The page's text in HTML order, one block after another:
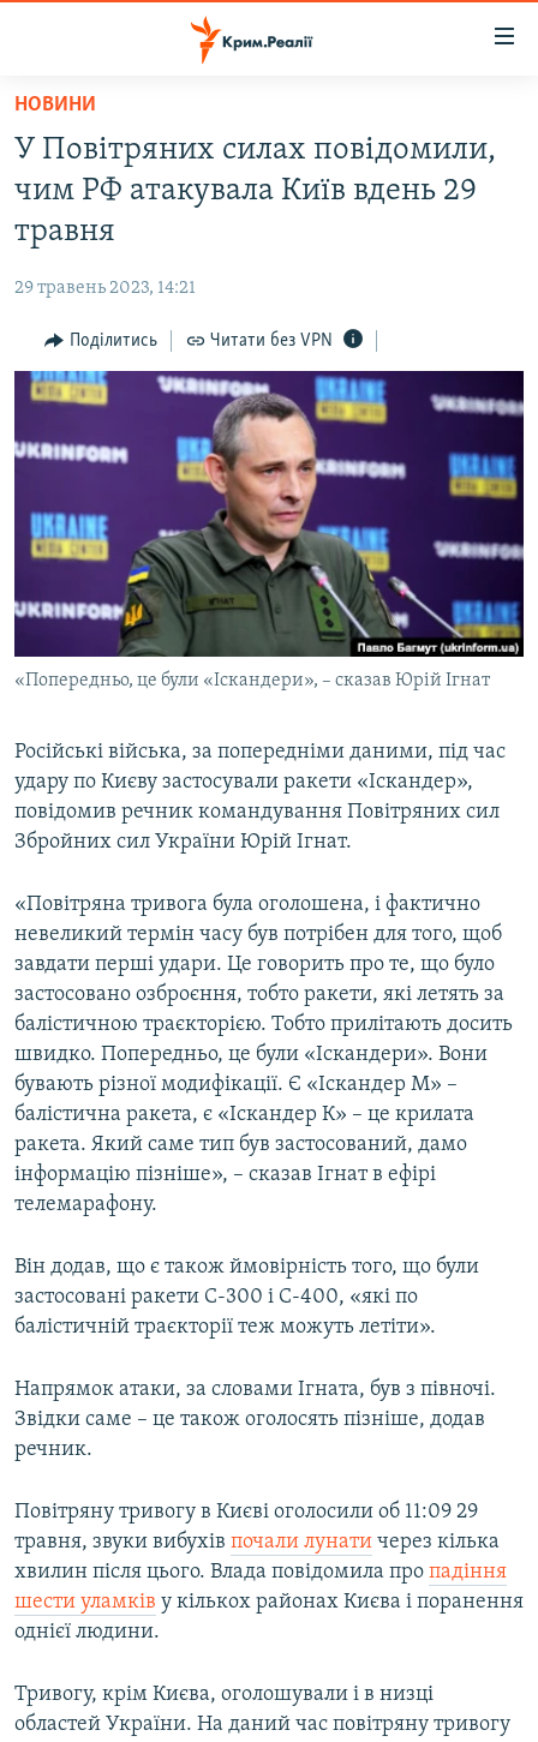
Перейти
основного
матеріалу
до
основної
навігації
Перейти
до
пошуку
ВОДА.КРИМ
БЛОГИ
ПОГЛЯД
ІНТЕРВ'Ю
ДЕПОРТАЦІЯ
ВІДЕОУРОКИ «ELIFBE»
СВІДЧЕННЯ ОКУПАЦІЇ
УКРАЇНСЬКА ПРОБЛЕМА КРИМУ
ІНФОГРАФІКА
ЯК ОБІЙТИ БЛОКУВАННЯ
Qırımtatar
ДОЛУЧАЙСЯ!
Усі сайти RFE/RL
НОВИНИ
У Повітряних силах повідомили,
чим РФ атакувала Київ вдень 29
травня
29 травень 2023, 14:21
Поділитись Читати без VPN
«Попередньо, це були «Іскандери», – сказав Юрій Ігнат
Російські війська, за попередніми даними, під час
удару по Києву застосували ракети «Іскандер»,
повідомив речник командування Повітряних сил
Збройних сил України Юрій Ігнат.
«Повітряна тривога була оголошена, і фактично
невеликий термін часу був потрібен для того, щоб
завдати перші удари. Це говорить про те, що було
застосовано озброєння, тобто ракети, які летять за
балістичною траєкторією. Тобто прилітають досить
швидко. Попередньо, це були «Іскандери». Вони
бувають різної модифікації. Є «Іскандер М» –
балістична ракета, є «Іскандер К» – це крилата
ракета. Який саме тип був застосований, дамо
інформацію пізніше», – сказав Ігнат в ефірі
телемарафону.
Він додав, що є також ймовірність того, що були
застосовані ракети С-300 і С-400, «які по
балістичній траєкторії теж можуть летіти».
Напрямок атаки, за словами Ігната, був з півночі.
Звідки саме – це також оголосять пізніше, додав
речник.
Повітряну тривогу в Києві оголосили об 11:09 29
травня, звуки вибухів почали лунати через кілька
хвилин після цього. Влада повідомила про падіння
шести уламків у кількох районах Києва і поранення
однієї людини.
Тривогу, крім Києва, оголошували і в низці
областей України. На даний час повітряну тривогу